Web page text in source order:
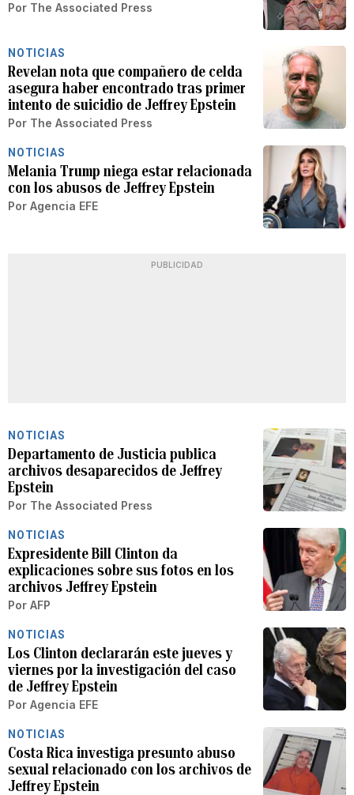
Por The Associated Press
NOTICIAS
Revelan nota que compañero de celda
asegura haber encontrado tras primer
intento de suicidio de Jeffrey Epstein
Por The Associated Press
NOTICIAS
Melania Trump niega estar relacionada
con los abusos de Jeffrey Epstein
Por Agencia EFE
PUBLICIDAD
NOTICIAS
Departamento de Justicia publica
archivos desaparecidos de Jeffrey
Epstein
Por The Associated Press
NOTICIAS
Expresidente Bill Clinton da
explicaciones sobre sus fotos en los
archivos Jeffrey Epstein
Por AFP
NOTICIAS
Los Clinton declararán este jueves y
viernes por la investigación del caso
de Jeffrey Epstein
Por Agencia EFE
NOTICIAS
Costa Rica investiga presunto abuso
sexual relacionado con los archivos de
Jeffrey Epstein